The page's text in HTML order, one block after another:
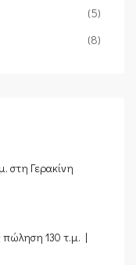
(5)
(8)
στη Γερακίνη
πώληση 130 τ.μ. |